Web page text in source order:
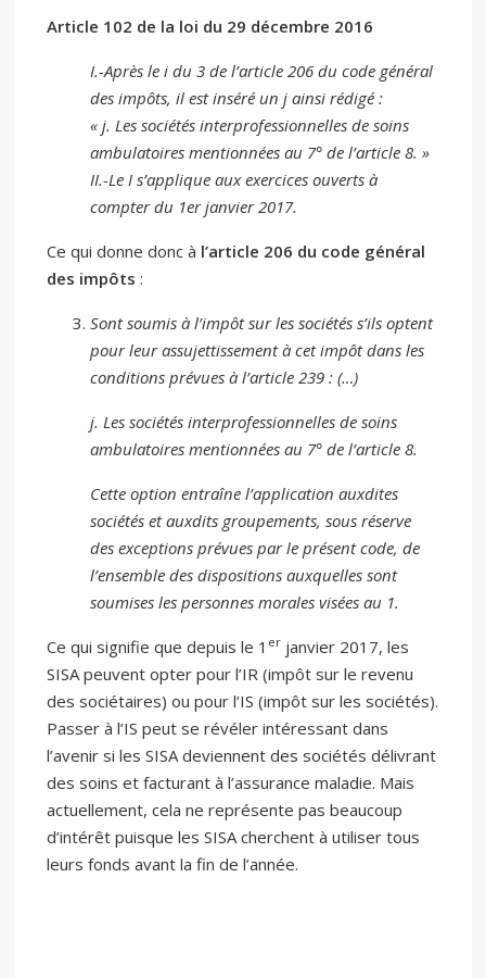
Article 102 de la loi du 29 décembre 2016
I.-Après le i du 3 de l’article 206 du code général
des impôts, il est inséré un j ainsi rédigé :
« j. Les sociétés interprofessionnelles de soins
ambulatoires mentionnées au 7° de l’article 8. »
II.-Le I s’applique aux exercices ouverts à
compter du 1er janvier 2017.
Ce qui donne donc à l’article 206 du code général
des impôts :
Sont soumis à l’impôt sur les sociétés s’ils optent
pour leur assujettissement à cet impôt dans les
conditions prévues à l’article 239 : (…)
j. Les sociétés interprofessionnelles de soins
ambulatoires mentionnées au 7° de l’article 8.
Cette option entraîne l’application auxdites
sociétés et auxdits groupements, sous réserve
des exceptions prévues par le présent code, de
l’ensemble des dispositions auxquelles sont
soumises les personnes morales visées au 1.
Ce qui signifie que depuis le 1 er janvier 2017, les
SISA peuvent opter pour l’IR (impôt sur le revenu
des sociétaires) ou pour l’IS (impôt sur les sociétés).
Passer à l’IS peut se révéler intéressant dans
l’avenir si les SISA deviennent des sociétés délivrant
des soins et facturant à l’assurance maladie. Mais
actuellement, cela ne représente pas beaucoup
d’intérêt puisque les SISA cherchent à utiliser tous
leurs fonds avant la fin de l’année.